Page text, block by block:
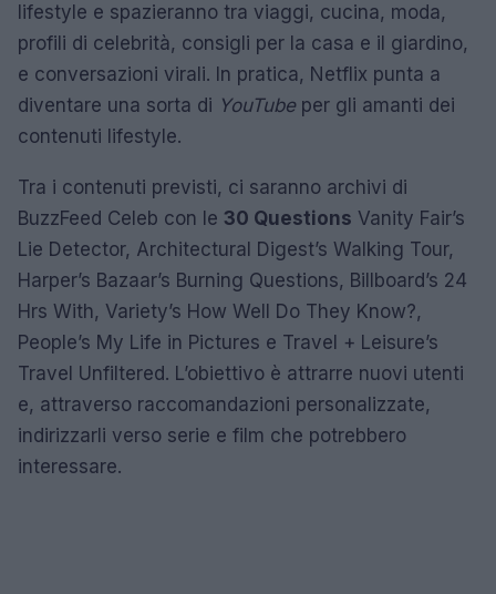
lifestyle e spazieranno tra viaggi, cucina, moda,
profili di celebrità, consigli per la casa e il giardino,
e conversazioni virali. In pratica, Netflix punta a
diventare una sorta di YouTubeper gli amanti dei
contenuti lifestyle.
Tra i contenuti previsti, ci saranno archivi di
BuzzFeed Celeb con le 30 Questions Vanity Fair’s
Lie Detector, Architectural Digest’s Walking Tour,
Harper’s Bazaar’s Burning Questions, Billboard’s 24
Hrs With, Variety’s How Well Do They Know?,
People’s My Life in Pictures e Travel + Leisure’s
Travel Unfiltered. L’obiettivo è attrarre nuovi utenti
e, attraverso raccomandazioni personalizzate,
indirizzarli verso serie e film che potrebbero
interessare.